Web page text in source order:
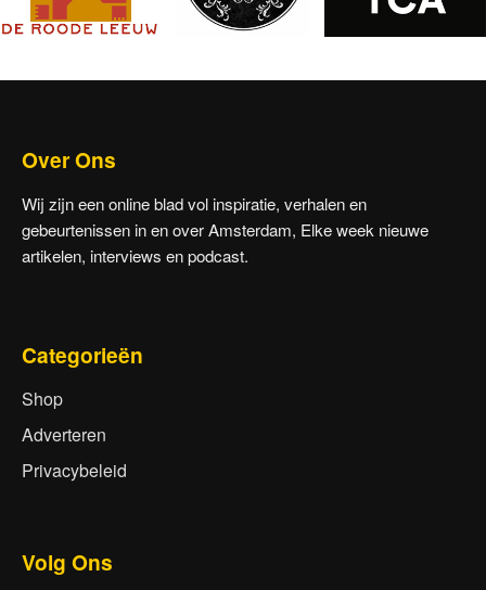
Over Ons
Wij zijn een online blad vol inspiratie, verhalen en
gebeurtenissen in en over Amsterdam, Elke week nieuwe
artikelen, interviews en podcast.
Categorieën
Shop
Adverteren
Privacybeleid
Volg Ons